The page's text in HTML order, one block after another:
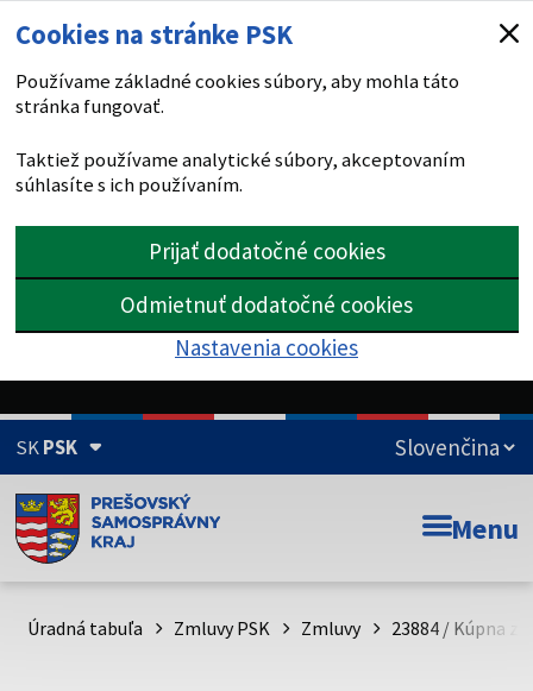
Cookies na stránke PSK
Používame základné cookies súbory, aby mohla táto
stránka fungovať.
Taktiež používame analytické súbory, akceptovaním
súhlasíte s ich používaním.
Prijať dodatočné cookies
Odmietnuť dodatočné cookies
Nastavenia cookies
SKPSK
Doména psk.sk je oficiálna
Toto je oficiálna webová stránka Prešovského
psk.sk.
Menu
Úradná tabuľa Zmluvy PSK Zmluvy 23884 / Kúpna